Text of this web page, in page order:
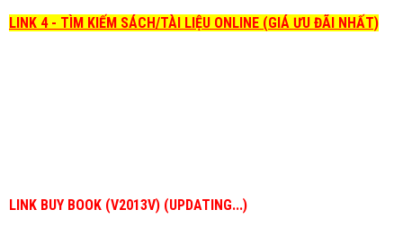
LINK 4 - TÌM KIẾM SÁCH/TÀI LIỆU ONLINE (GIÁ ƯU ĐÃI NHẤT)
LINK BUY BOOK (V2013V) (UPDATING...)